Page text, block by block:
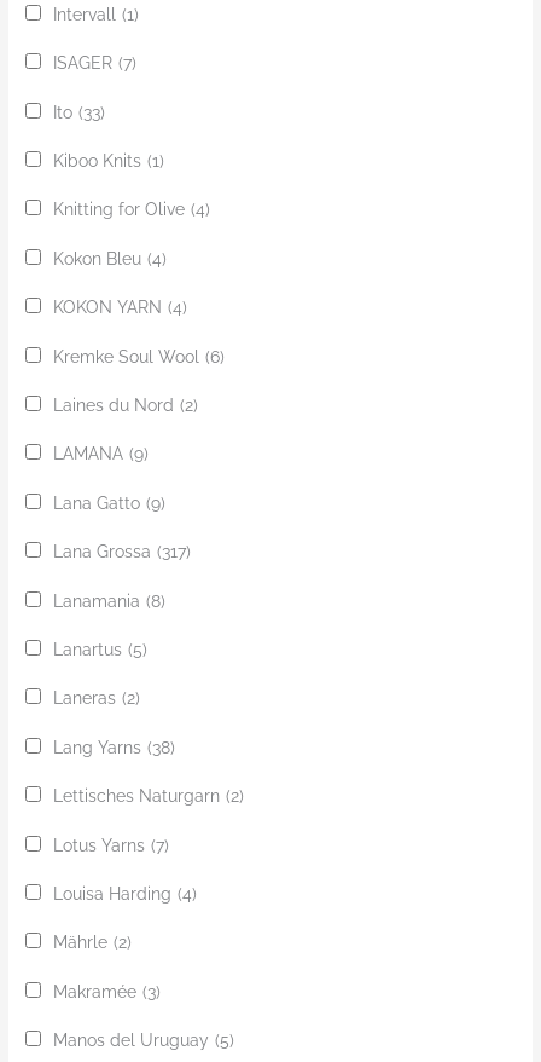
Intervall (1)
ISAGER (7)
Ito (33)
Kiboo Knits (1)
Knitting for Olive (4)
Kokon Bleu (4)
KOKON YARN (4)
Kremke Soul Wool (6)
Laines du Nord (2)
LAMANA (9)
Lana Gatto (9)
Lana Grossa (317)
Lanamania (8)
Lanartus (5)
Laneras (2)
Lang Yarns (38)
Lettisches Naturgarn (2)
Lotus Yarns (7)
Louisa Harding (4)
Mährle (2)
Makramée (3)
Manos del Uruguay (5)